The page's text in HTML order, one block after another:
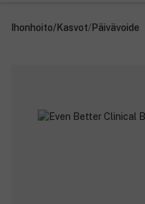
Ihonhoito/Kasvot/Päivävoide